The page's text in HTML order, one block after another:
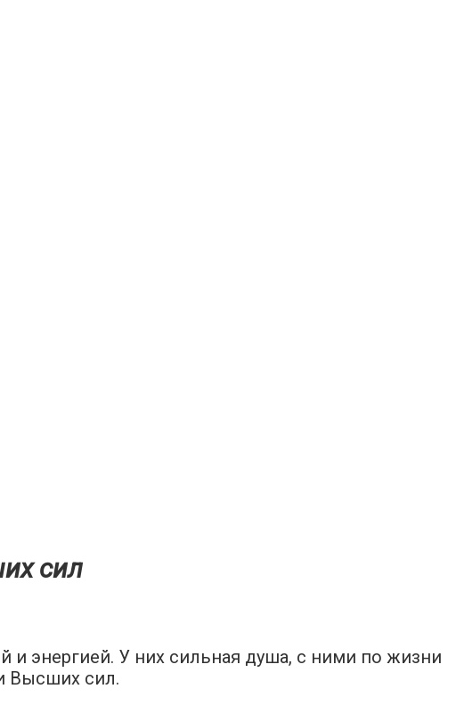
сил
и энергией. У них сильная душа, с ними по жизни
Высших сил.